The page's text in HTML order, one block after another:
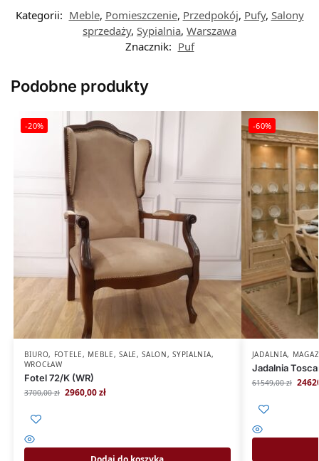
Kategorii: Meble, Pomieszczenie, Przedpokój, Pufy, Salony
sprzedaży, Sypialnia, Warszawa
Znacznik: Puf
Podobne produkty
-20%
BIURO, FOTELE, MEBLE,SALE,SALON,SYPIALNIA,
WROCŁAW
Fotel 72/K (WR)
3700,00zł 2960,00zł
-60%
JADALNIA,
Jadalnia
61549,00zł